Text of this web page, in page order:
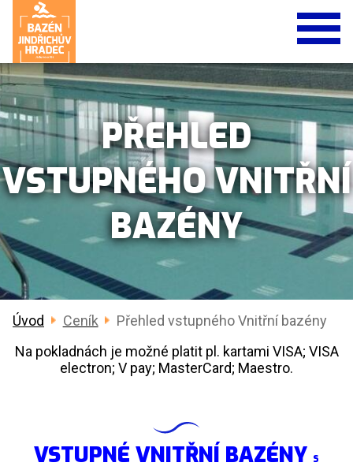
PŘEHLED
VSTUPNÉHO VNITŘNÍ
BAZÉNY
Úvod Ceník
Přehled vstupného Vnitřní bazény
Na pokladnách je možné platit pl. kartami VISA; VISA
electron; V pay; MasterCard; Maestro.
VSTUPNÉ VNITŘNÍ BAZÉNY S